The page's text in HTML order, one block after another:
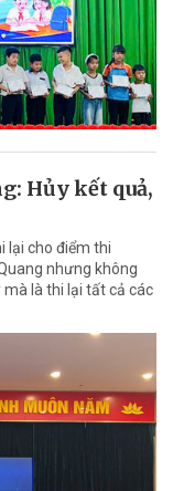
Hủy kết quả,
lại cho điểm thi
nhưng không
là thi lại tất cả các